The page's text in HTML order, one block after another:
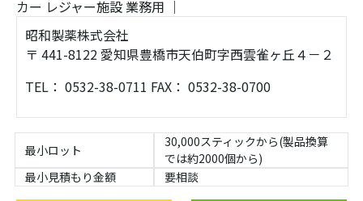
カー レジャー施設業務用 ｜
昭和製薬株式会社
〒 441-8122 愛知県豊橋市天伯町字西雲雀ヶ丘４－２
TEL： 0532-38-0711 FAX： 0532-38-0700
最小ロット
30,000スティックから(製品換算
では約2000個から)
最小見積もり金額
要相談